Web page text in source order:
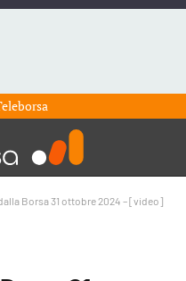
Borsa 31 ottobre 2024 – [video]